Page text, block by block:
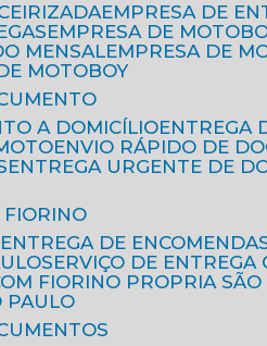
EMPRESA DE
EMPRESA DE
MENSAL
EMPRESA DE
MOTOBOY
A DOMICÍLIO
ENVIO RÁPIDO DE
ENTREGA URGENTE DE
FIORINO
ENTREGA DE
SERVIÇO DE
FIORINO PROPRIA
PAULO